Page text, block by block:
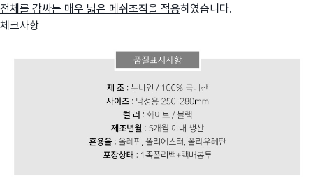
전체를 감싸는 매우 넓은 메쉬조직을 적용하였습니다.
체크사항